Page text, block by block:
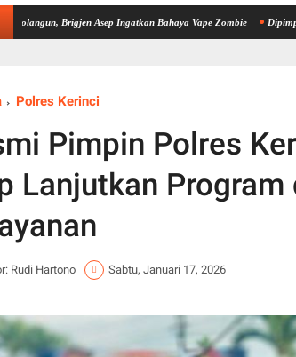
Asep Ingatkan Bahaya Vape Zombie Dipimpin AKBP,
Polres Kerinci
Pimpin Polres
Lanjutkan
Rudi Hartono Sabtu, Januari 17, 2026